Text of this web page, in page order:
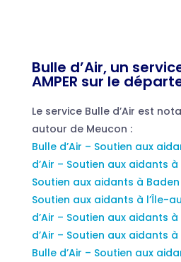
Bulle d’Air, un
AMPER sur le
Le service Bulle d’Air est
autour de Meucon :
Bulle d’Air – Soutien aux
d’Air – Soutien aux aidants à
Soutien aux aidants à Baden
Soutien aux aidants à l’Île-
d’Air – Soutien aux aidants à
d’Air – Soutien aux aidants
Bulle d’Air – Soutien aux